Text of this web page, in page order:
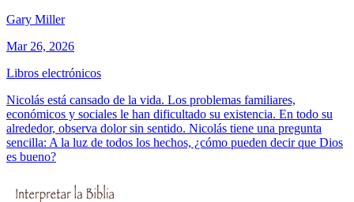
Gary Miller
Mar 26, 2026
Libros electrónicos
Nicolás está cansado de la vida. Los problemas familiares,
económicos y sociales le han dificultado su existencia. En todo su
alrededor, observa dolor sin sentido. Nicolás tiene una pregunta
sencilla: A la luz de todos los hechos, ¿cómo pueden decir que Dios
es bueno?